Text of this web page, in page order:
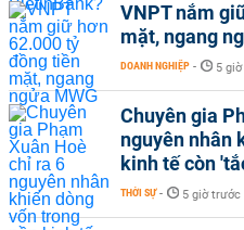
VNPT nắm
mặt, ngang
DOANH NGHIỆP - 5
Chuyên gia
nguyên nhân
kinh tế còn
THỜI SỰ - 5 giờ trước